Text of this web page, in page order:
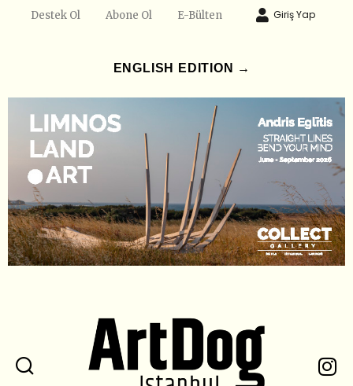
Destek Ol Abone Ol E-Bülten Giriş Yap
ENGLISH EDITION →